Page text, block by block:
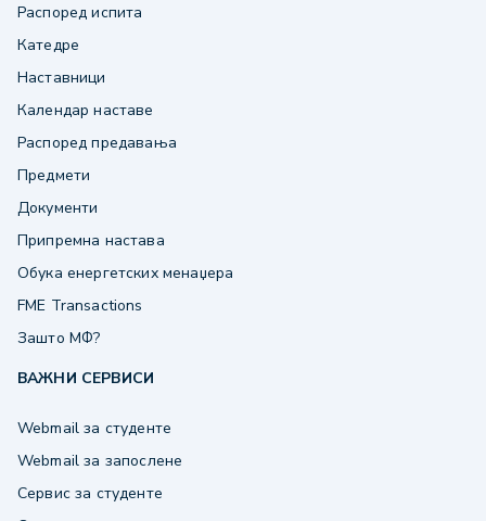
Распоред испита
Катедре
Наставници
Календар наставе
Распоред предавања
Предмети
Документи
Припремна настава
Обука енергетских менаџера
FME Transactions
Зашто МФ?
ВАЖНИ СЕРВИСИ
Webmail за студенте
Webmail за запослене
Сервис за студенте